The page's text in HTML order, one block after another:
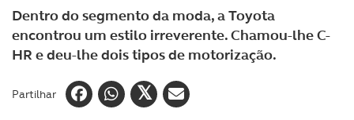
Dentro do segmento da moda, a Toyota
encontrou um estilo irreverente. Chamou-lhe C-
HR e deu-lhe dois tipos de motorização.
Partilhar